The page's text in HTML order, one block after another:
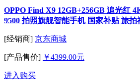
OPPO Find X9 12GB+256GB 追光红
9500 拍照旗舰智能手机 国家补贴 旅拍
[经销商] 京东商城
[产品售价] ￥4399.00元
进入购买